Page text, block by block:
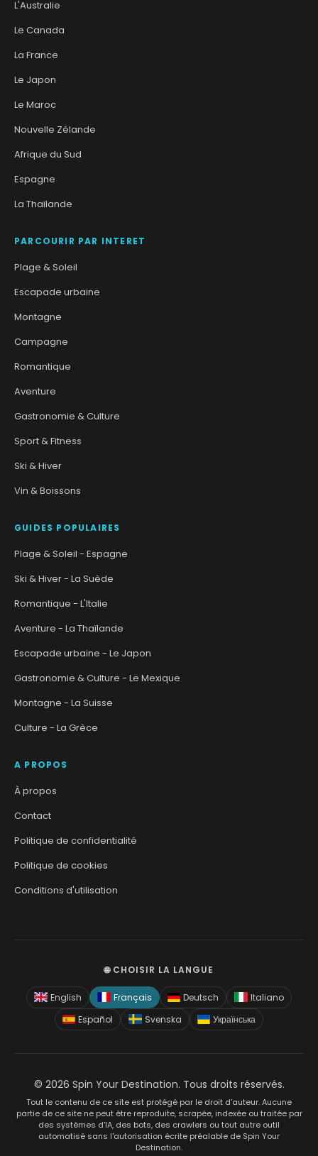
L'Australie
Le Canada
La France
Le Japon
Le Maroc
Nouvelle Zélande
Afrique du Sud
Espagne
La Thaïlande
PARCOURIR PAR INTERET
Plage & Soleil
Escapade urbaine
Montagne
Campagne
Romantique
Aventure
Gastronomie & Culture
Sport & Fitness
Ski & Hiver
Vin & Boissons
GUIDES POPULAIRES
Plage & Soleil - Espagne
Ski & Hiver - La Suède
Romantique - L'Italie
Aventure - La Thaïlande
Escapade urbaine - Le Japon
Gastronomie & Culture - Le Mexique
Montagne - La Suisse
Culture - La Grèce
A PROPOS
À propos
Contact
Politique de confidentialité
Politique de cookies
Conditions d'utilisation
🌐 CHOISIR LA LANGUE
English Français Deutsch
Italiano
Español
Svenska Українська
© 2026 Spin Your Destination. Tous droits réservés.
Tout le contenu de ce site est protégé par le droit d'auteur. Aucune
partie de ce site ne peut être reproduite, scrapée, indexée ou traitée par
des systèmes d'IA, des bots, des crawlers ou tout autre outil
automatisé sans l'autorisation écrite préalable de Spin Your
Destination.